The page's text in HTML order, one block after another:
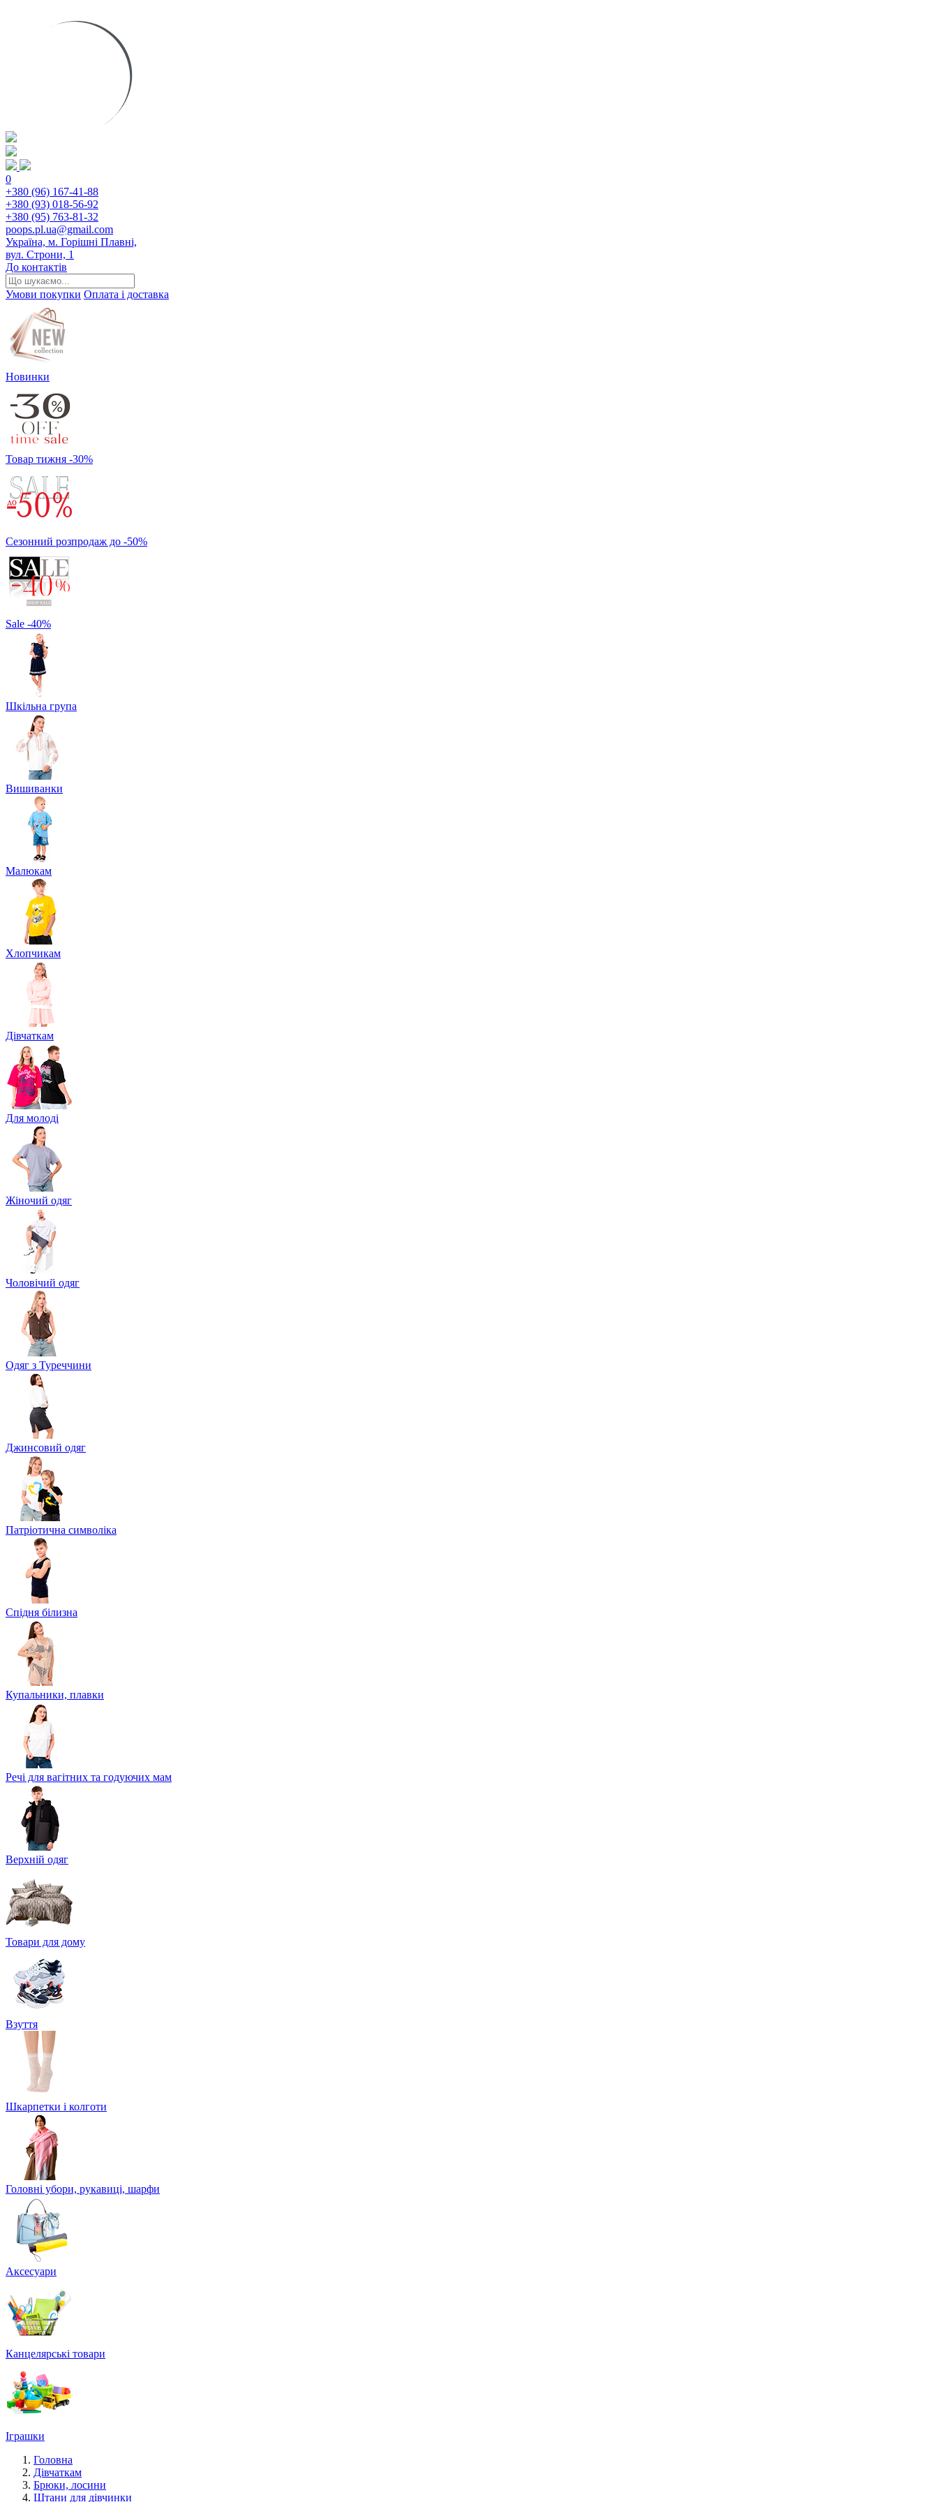
0
+380 (96) 167-41-88
+380 (93) 018-56-92
+380 (95) 763-81-32
poops.pl.ua@gmail.com
Україна, м. Горішні Плавні,
вул. Строни, 1
До контактів
Умови покупки Оплата і доставка
Новинки
Товар тижня -30%
Сезонний розпродаж до -50%
Sale -40%
Шкільна група
Вишиванки
Малюкам
Хлопчикам
Дівчаткам
Для молоді
Жіночий одяг
Чоловічий одяг
Одяг з Туреччини
Джинсовий одяг
Патріотична символіка
Спідня білизна
Купальники, плавки
Речі для вагітних та годуючих мам
Верхній одяг
Товари для дому
Взуття
Шкарпетки і колготи
Головні убори, рукавиці, шарфи
Аксесуари
Канцелярські товари
Іграшки
Головна
Дівчаткам
Брюки, лосини
Штани для дівчинки